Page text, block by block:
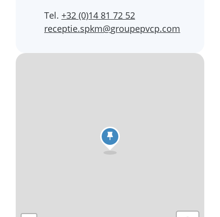
+32 (0)14 81 72 52
E-Mailreceptie.spkm@groupepvcp.com
Straßenplan